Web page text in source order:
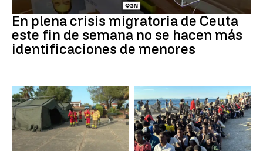
Crisis en Ceuta
En plena crisis migratoria de Ceuta
este fin de semana no se hacen más
identificaciones de menores
Incendio CRISIS MIGRATORIA